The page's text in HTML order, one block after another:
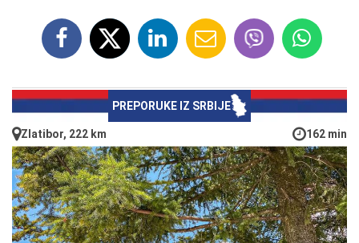
PREPORUKE IZ SRBIJE
Zlatibor, 222 km 162 min